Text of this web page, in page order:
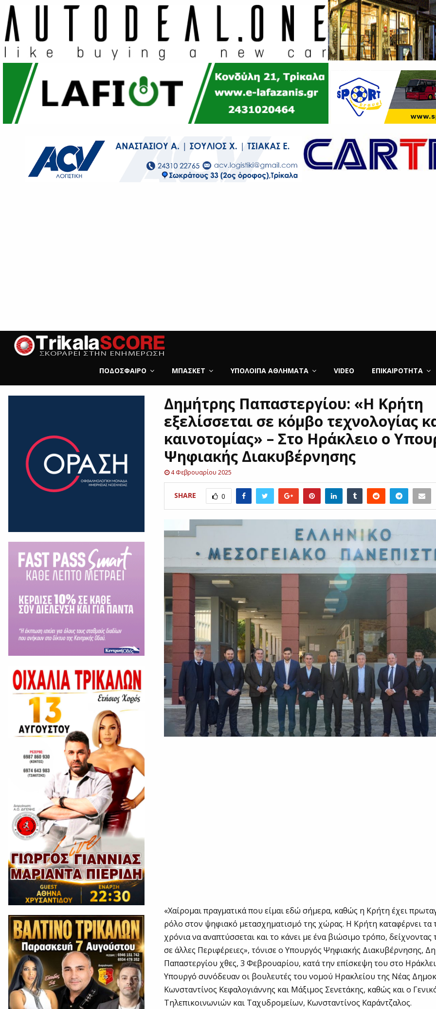
ΠΟΔΌΣΦΑΙΡΟ ΜΠΆΣΚΕΤ ΥΠΌΛΟΙΠΑ ΑΘΛΉΜΑΤΑ VIDEO ΕΠΙΚΑΙΡΌΤΗΤΑ
Δημήτρης Παπαστεργίου: «Η Κρήτη
εξελίσσεται σε κόμβο τεχνολογίας
καινοτομίας» – Στο Ηράκλειο ο
Ψηφιακής Διακυβέρνησης
4 Φεβρουαρίου 2025
SHARE 0
«Χαίρομαι πραγματικά που είμαι εδώ σήμερα, καθώς η Κρήτη έχει
ρόλο στον ψηφιακό μετασχηματισμό της χώρας. Η Κρήτη καταφέρνει τα
χρόνια να αναπτύσσεται και το κάνει με ένα βιώσιμο τρόπο,
σε άλλες Περιφέρειες», τόνισε ο Υπουργός Ψηφιακής Διακυβέρνησης,
Παπαστεργίου χθες, 3 Φεβρουαρίου, κατά την επίσκεψη του στο
Υπουργό συνόδευαν οι βουλευτές του νομού Ηρακλείου της Νέας
Κωνσταντίνος Κεφαλογιάννης και Μάξιμος Σενετάκης, καθώς και ο
Τηλεπικοινωνιών και Ταχυδρομείων, Κωνσταντίνος Καράντζαλος.